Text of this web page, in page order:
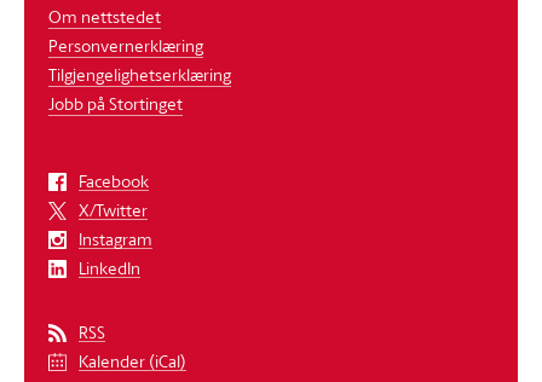
Om nettstedet
Personvernerklæring
Tilgjengelighetserklæring
Jobb på Stortinget
Facebook
X/Twitter
Instagram
LinkedIn
RSS
Kalender (iCal)